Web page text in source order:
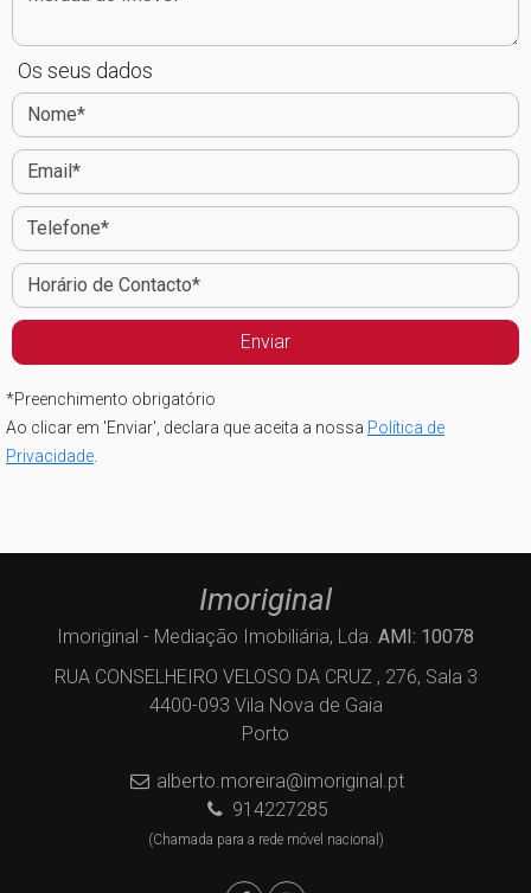
Os seus dados
*Preenchimento obrigatório
Ao clicar em 'Enviar', declara que aceita a nossa Política de
Privacidade
Imoriginal
Imoriginal - Mediação Imobiliária, Lda. AMI: 10078
RUA CONSELHEIRO VELOSO DA CRUZ , 276, Sala 3
4400-093 Vila Nova de Gaia
Porto
alberto.moreira@imoriginal.pt
914227285
(Chamada para a rede móvel nacional)